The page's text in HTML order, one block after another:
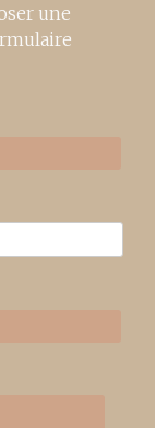
une